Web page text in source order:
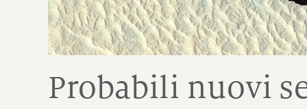
Probabili nuovi